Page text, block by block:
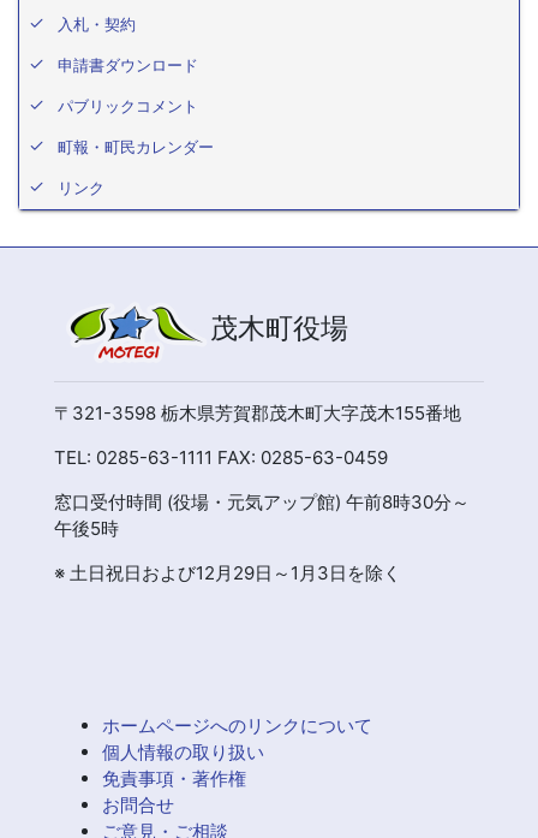
入札・契約
申請書ダウンロード
パブリックコメント
町報・町民カレンダー
リンク
茂木町役場
〒321-3598 栃木県芳賀郡茂木町大字茂木155番地
TEL: 0285-63-1111 FAX: 0285-63-0459
窓口受付時間 (役場・元気アップ館) 午前8時30分～
午後5時
※ 土日祝日および12月29日～1月3日を除く
ホームページへのリンクについて
個人情報の取り扱い
免責事項・著作権
お問合せ
ご意見・ご相談